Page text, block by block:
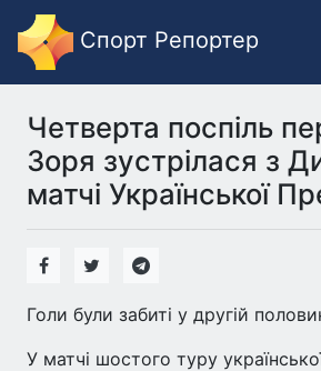
Спорт Репортер
Четверта поспіль
Зоря зустрілася з
матчі Української
Голи були забиті у другій
У матчі шостого туру